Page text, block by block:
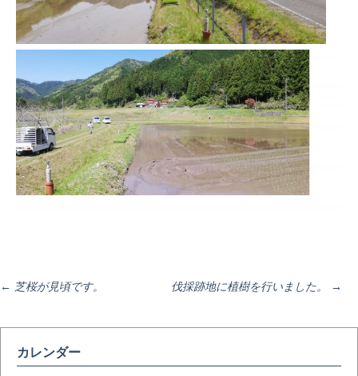
投
稿
← 芝桜が見頃です。 伐採跡地に植樹を行いました。 →
カレンダー